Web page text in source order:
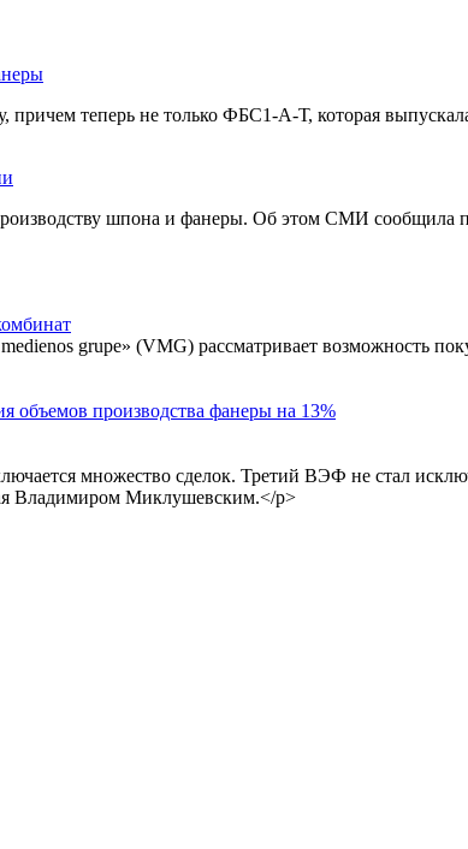
теперь не только ФБС1-А-Т, которая
шпона и фанеры. Об этом СМИ сообщила
grupe» (VMG) рассматривает возможность
объемов производства фанеры на 13%
множество сделок. Третий ВЭФ не стал
Владимиром Миклушевским.</p>